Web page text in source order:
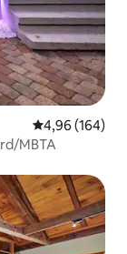
4,96 (164)
MBTA